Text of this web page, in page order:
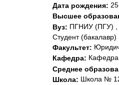
Дата рождения:
Высшее
Вуз: ПГНИУ (ПГУ) ,
Студент (бакалавр)
Факультет:
Кафедра: Кафедра
Среднее
Школа: Школа №